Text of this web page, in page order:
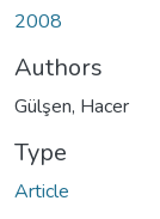
u
s
2008
Authors
Gülşen, Hacer
Type
Article